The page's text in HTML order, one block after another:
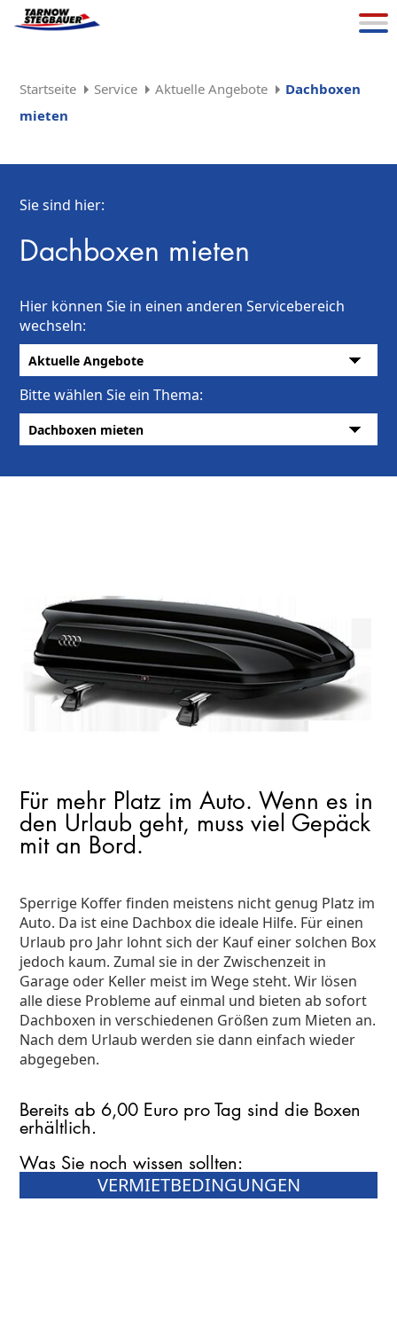
Startseite Service Aktuelle Angebote
Dachboxen
mieten
Sie sind hier:
Dachboxen mieten
Hier können Sie in einen anderen Servicebereich
wechseln:
Bitte wählen Sie ein Thema:
Für mehr Platz im Auto. Wenn es in
den Urlaub geht, muss viel Gepäck
mit an Bord.
Sperrige Koffer finden meistens nicht genug Platz im
Auto. Da ist eine Dachbox die ideale Hilfe. Für einen
Urlaub pro Jahr lohnt sich der Kauf einer solchen Box
jedoch kaum. Zumal sie in der Zwischenzeit in
Garage oder Keller meist im Wege steht. Wir lösen
alle diese Probleme auf einmal und bieten ab sofort
Dachboxen in verschiedenen Größen zum Mieten an.
Nach dem Urlaub werden sie dann einfach wieder
abgegeben.
Bereits ab 6,00 Euro pro Tag sind die Boxen
erhältlich.
Was Sie noch wissen sollten:
VERMIETBEDINGUNGEN